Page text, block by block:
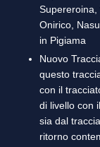
Supereroina,
Onirico,
in Pigiama
Nuovo
questo
con il
di livello con
sia dal
ritorno